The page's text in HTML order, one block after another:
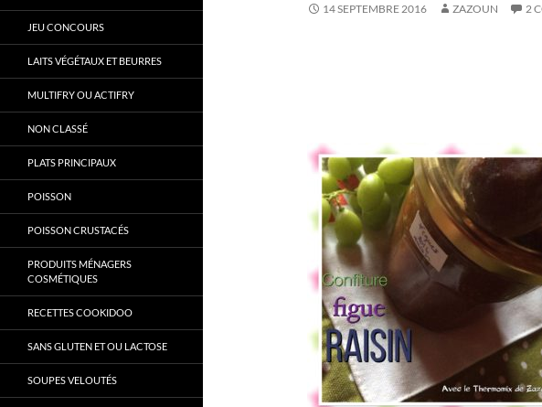
14 SEPTEMBRE 2016 ZAZOUN 2
JEU CONCOURS
LAITS VÉGÉTAUX ET BEURRES
MULTIFRY OU ACTIFRY
NON CLASSÉ
PLATS PRINCIPAUX
POISSON
POISSON CRUSTACÉS
PRODUITS MÉNAGERS
COSMÉTIQUES
RECETTES COOKIDOO
SANS GLUTEN ET OU LACTOSE
SOUPES VELOUTÉS